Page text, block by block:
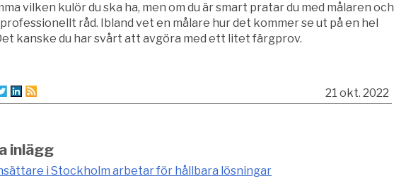
vilken kulör du ska ha, men om du är smart pratar du med målaren och
råd. Ibland vet en målare hur det kommer se ut på en hel
kanske du har svårt att avgöra med ett litet färgprov.
21 okt. 2022
inlägg
i Stockholm arbetar för hållbara lösningar